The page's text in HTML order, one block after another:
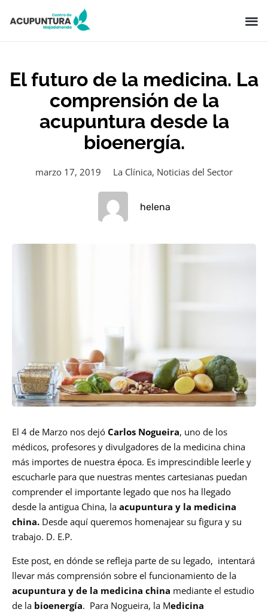
El futuro de la medicina. La
comprensión de la
acupuntura desde la
bioenergía.
marzo 17, 2019 La Clínica, Noticias del Sector
helena
El 4 de Marzo nos dejó Carlos Nogueira, uno de los
médicos, profesores y divulgadores de la medicina china
más importes de nuestra época. Es imprescindible leerle y
escucharle para que nuestras mentes cartesianas puedan
comprender el importante legado que nos ha llegado
desde la antigua China, la acupuntura y la medicina
china. Desde aquí queremos homenajear su figura y su
trabajo. D. E.P.
Este post, en dónde se refleja parte de su legado, intentará
llevar más comprensión sobre el funcionamiento de la
acupuntura y de la medicina china mediante el estudio
de la bioenergía. Para Nogueira, la Medicina